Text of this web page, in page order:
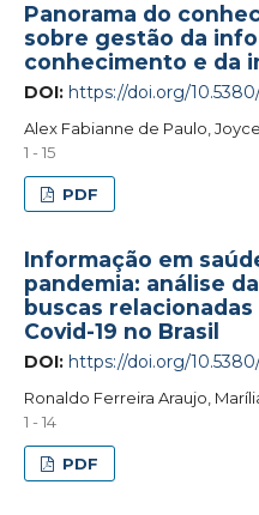
Panorama do
sobre gestão da
conhecimento e da
DOI: https://doi.org/
Alex Fabianne de Paulo,
1 - 15
PDF
Informação em
pandemia: análise
buscas
Covid-19 no Brasil
DOI: https://doi.org/
Ronaldo Ferreira Araujo,
1 - 14
PDF